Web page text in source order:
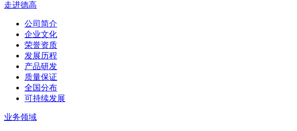
走进德高
公司简介
企业文化
荣誉资质
发展历程
产品研发
质量保证
全国分布
可持续发展
业务领域